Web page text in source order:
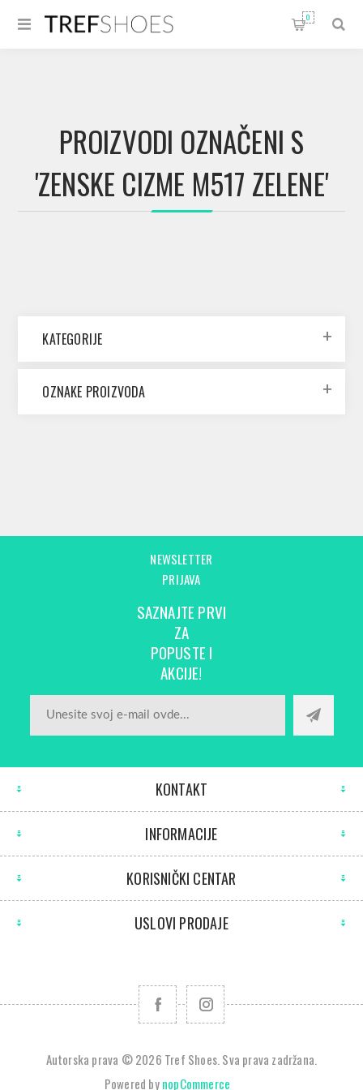
0
PROIZVODI OZNAČENI S
'ZENSKE CIZME M517 ZELENE'
KATEGORIJE
OZNAKE PROIZVODA
NEWSLETTER
PRIJAVA
SAZNAJTE PRVI
ZA
POPUSTE I
AKCIJE!
KONTAKT
INFORMACIJE
KORISNIČKI CENTAR
USLOVI PRODAJE
Autorska prava © 2026 Tref Shoes. Sva prava zadržana.
Powered bynopCommerce